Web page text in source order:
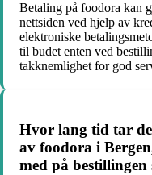
Betaling på foodora kan
nettsiden ved hjelp av
elektroniske
til budet enten ved
takknemlighet for god
Hvor lang tid tar
av foodora i
med på bestillingen